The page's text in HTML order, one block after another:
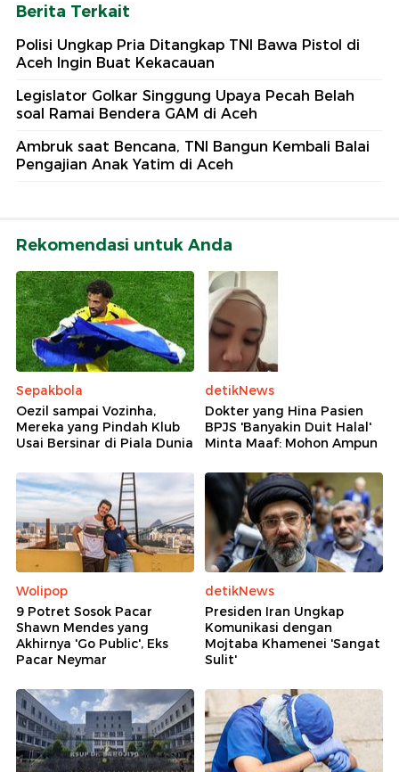
Berita Terkait
Polisi Ungkap Pria Ditangkap TNI Bawa Pistol di
Aceh Ingin Buat Kekacauan
Legislator Golkar Singgung Upaya Pecah Belah
soal Ramai Bendera GAM di Aceh
Ambruk saat Bencana, TNI Bangun Kembali Balai
Pengajian Anak Yatim di Aceh
Rekomendasi untuk Anda
Sepakbola
Oezil sampai Vozinha,
Mereka yang Pindah Klub
Usai Bersinar di Piala Dunia
detikNews
Dokter yang Hina Pasien
BPJS 'Banyakin Duit Halal'
Minta Maaf: Mohon Ampun
Wolipop
9 Potret Sosok Pacar
Shawn Mendes yang
Akhirnya 'Go Public', Eks
Pacar Neymar
detikNews
Presiden Iran Ungkap
Komunikasi dengan
Mojtaba Khamenei 'Sangat
Sulit'